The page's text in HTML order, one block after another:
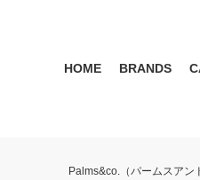
HOME BRANDS
Palms&co.（パームスアン